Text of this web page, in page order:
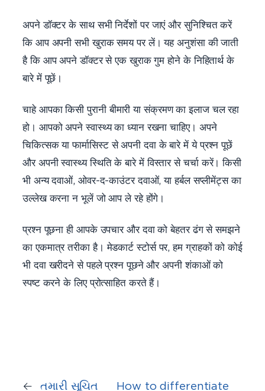
अपने डॉक्टर के साथ सभी निर्देशों पर जाएं और सुनिश्चित करें
कि आप अपनी सभी खुराक समय पर लें। यह अनुशंसा की जाती
है कि आप अपने डॉक्टर से एक खुराक गुम होने के निहितार्थ के
बारे में पूछें।
चाहे आपका किसी पुरानी बीमारी या संक्रमण का इलाज चल रहा
हो। आपको अपने स्वास्थ्य का ध्यान रखना चाहिए। अपने
चिकित्सक या फार्मासिस्ट से अपनी दवा के बारे में ये प्रश्न पूछें
और अपनी स्वास्थ्य स्थिति के बारे में विस्तार से चर्चा करें। किसी
भी अन्य दवाओं, ओवर-द-काउंटर दवाओं, या हर्बल सप्लीमेंट्स का
उल्लेख करना न भूलें जो आप ले रहे होंगे।
प्रश्न पूछना ही आपके उपचार और दवा को बेहतर ढंग से समझने
का एकमात्र तरीका है। मेडकार्ट स्टोर्स पर, हम ग्राहकों को कोई
भी दवा खरीदने से पहले प्रश्न पूछने और अपनी शंकाओं को
स्पष्ट करने के लिए प्रोत्साहित करते हैं।
←
તમારી સૂચિત
How to differentiate